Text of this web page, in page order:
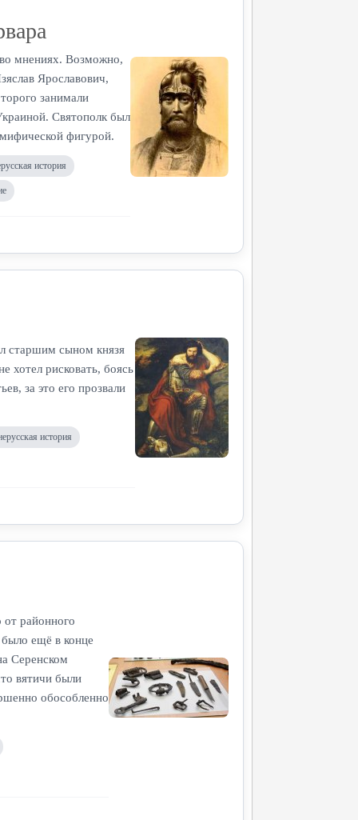
мнениях. Возможно,
Ярославович,
занимали
Святополк был
фигурой.
история
старшим сыном князя
хотел рисковать, боясь
за это его прозвали
история
от районного
ещё в конце
Серенском
вятичи были
обособленно